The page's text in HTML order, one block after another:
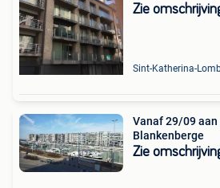
Zie
Sint-Katherina-
Vanaf 29/09 aan
Blankenberge
Zie